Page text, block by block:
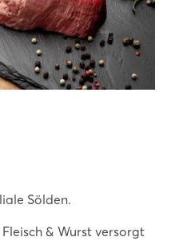
Sölden.
& Wurst versorgt